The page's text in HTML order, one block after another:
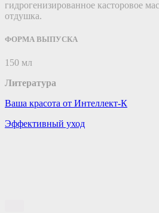
гидрогенизированное касторовое
отдушка.
ФОРМА ВЫПУСКА
150 мл
Литература
Ваша красота от Интеллект-К
Эффективный уход